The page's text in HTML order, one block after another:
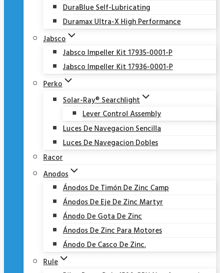
DuraBlue Self-Lubricating
Duramax Ultra-X High Performance
Jabsco
Jabsco Impeller Kit 17935-0001-P
Jabsco Impeller Kit 17936-0001-P
Perko
Solar-Ray® Searchlight
Lever Control Assembly
Luces De Navegacion Sencilla
Luces De Navegacion Dobles
Racor
Anodos
Ánodos De Timón De Zinc Camp
Ánodos De Eje De Zinc Martyr
Ánodo De Gota De Zinc
Ánodos De Zinc Para Motores
Ánodo De Casco De Zinc.
Rule